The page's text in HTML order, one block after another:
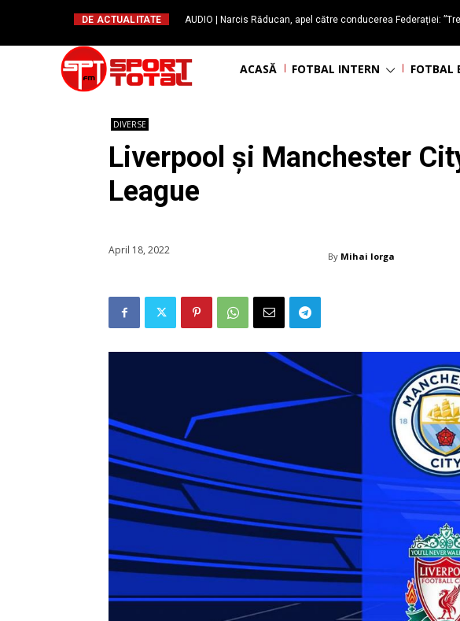
DE ACTUALITATE
AUDIO | Narcis Răducan, apel către conducerea Federației:
ACASĂ FOTBAL INTERN FOTBAL
DIVERSE
Liverpool și Manchester
League
April 18, 2022 By Mihai Iorga